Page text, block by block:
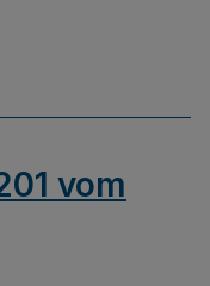
vom